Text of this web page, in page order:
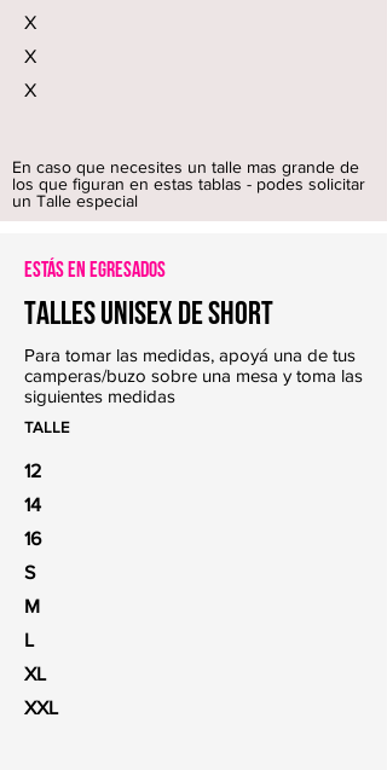
X
X
X
En caso que necesites un talle mas grande de
los que figuran en estas tablas - podes solicitar
un Talle especial
Estás en EGRESADOS
TALLES UNISEX de short
Para tomar las medidas, apoyá una de tus
camperas/buzo sobre una mesa y toma las
siguientes medidas
TALLE
12
14
16
S
M
L
XL
XXL